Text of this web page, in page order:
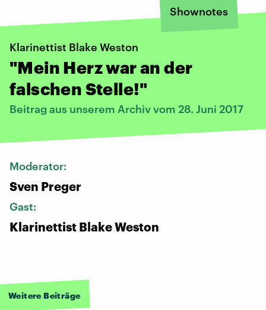
Shownotes
Klarinettist Blake Weston
"Mein Herz war an der
falschen Stelle!"
Beitrag aus unserem Archiv vom 28. Juni 2017
Moderator:
Sven Preger
Gast:
Klarinettist Blake Weston
Weitere Beiträge